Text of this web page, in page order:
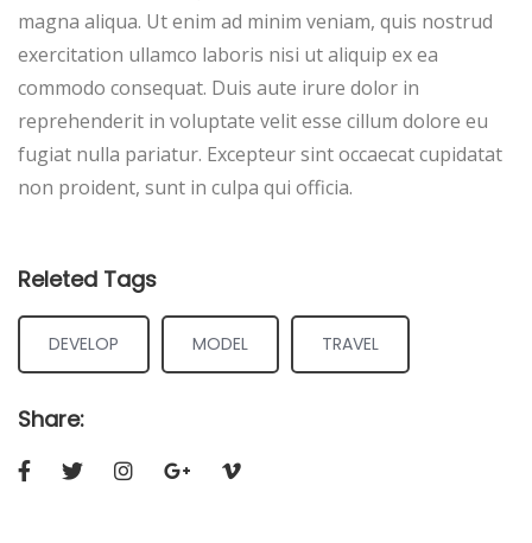
magna aliqua. Ut enim ad minim veniam, quis nostrud
exercitation ullamco laboris nisi ut aliquip ex ea
commodo consequat. Duis aute irure dolor in
reprehenderit in voluptate velit esse cillum dolore eu
fugiat nulla pariatur. Excepteur sint occaecat cupidatat
non proident, sunt in culpa qui officia.
Releted Tags
DEVELOP MODEL TRAVEL
Share: